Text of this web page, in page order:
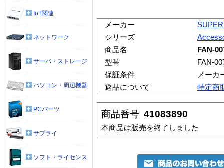
メーカー
シリーズ
商品名
FAN-
型番
FAN-
保証条件
メーカ
返品について
特定商
商品番号 41083890
本商品は販売を終了しました
IoT関連
ネットワーク
サーバ・ストレージ
パソコン・周辺機器
PCパーツ
サプライ
ソフト・ライセンス